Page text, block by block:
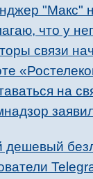
"Макс"
что у
связи
на